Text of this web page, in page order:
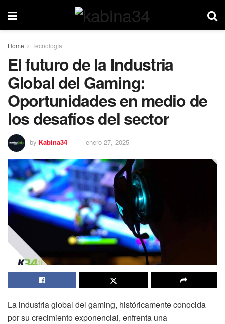
Home Tecnología
El futuro de la Industria
Global del Gaming:
Oportunidades en medio de
los desafíos del sector
by Kabina34 enero 27, 2025
La industria global del gaming, históricamente conocida
por su crecimiento exponencial, enfrenta una